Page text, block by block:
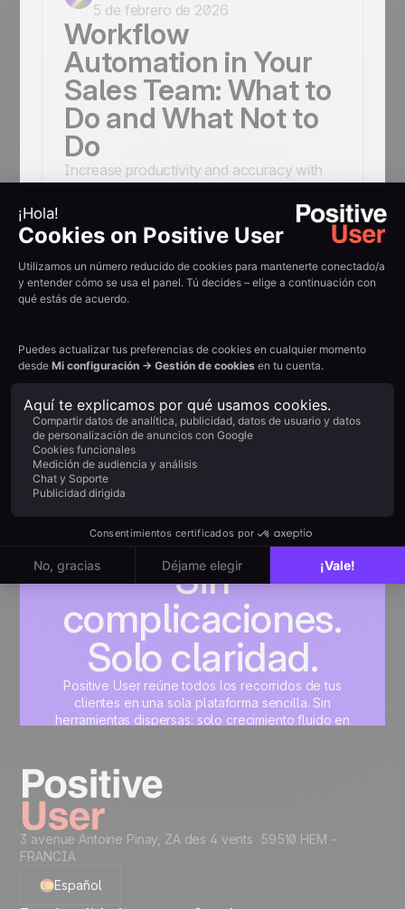
5 de febrero de 2026
Workflow
Automation in Your
Sales Team: What to
Do and What Not to
Do
Increase productivity and accuracy with
strategies to scale your business decisions
while maintaining a human touch.
No se han encontrado
resultados
actuales. Prueba a ajustar tus
criterios o a borrar todos los filtros.
Sin
complicaciones.
Solo claridad.
Positive User reúne todos los recorridos de tus
clientes en una sola plataforma sencilla. Sin
herramientas dispersas: solo crecimiento fluido en
3 avenue Antoine Pinay, ZA des 4 vents 59510 HEM -
FRANCIA
Español